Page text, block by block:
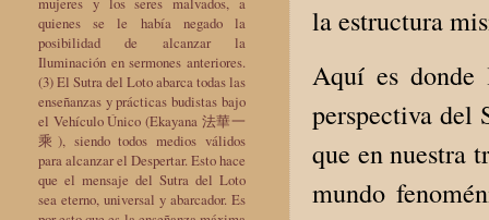
la estructura
Aquí es donde
perspectiva
que en nuestra
mundo
quienes se le había negado la
posibilidad de alcanzar la
Iluminación en sermones anteriores.
(3) El Sutra del Loto abarca todas las
enseñanzas y prácticas budistas bajo
el Vehículo Único (Ekayana 法華一
乘), siendo todos medios válidos
para alcanzar el Despertar. Esto hace
que el mensaje del Sutra del Loto
sea eterno, universal y abarcador. Es